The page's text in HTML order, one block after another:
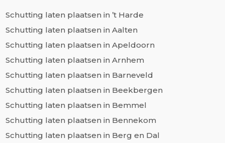
Schutting laten plaatsen in ’t Harde
Schutting laten plaatsen in Aalten
Schutting laten plaatsen in Apeldoorn
Schutting laten plaatsen in Arnhem
Schutting laten plaatsen in Barneveld
Schutting laten plaatsen in Beekbergen
Schutting laten plaatsen in Bemmel
Schutting laten plaatsen in Bennekom
Schutting laten plaatsen in Berg en Dal